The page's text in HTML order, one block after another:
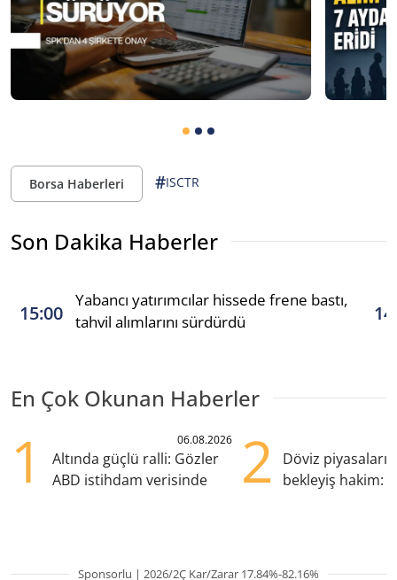
Borsa Haberleri #ISCTR
Son Dakika Haberler
15:00
Yabancı yatırımcılar hissede frene bastı,
tahvil alımlarını sürdürdü
En Çok Okunan Haberler
1 06.08.2026
Altında güçlü ralli: Gözler
ABD istihdam verisinde
2
Döviz
bekleyiş hakim:
Sponsorlu | 2026/2Ç Kar/Zarar 17.84%-82.16%